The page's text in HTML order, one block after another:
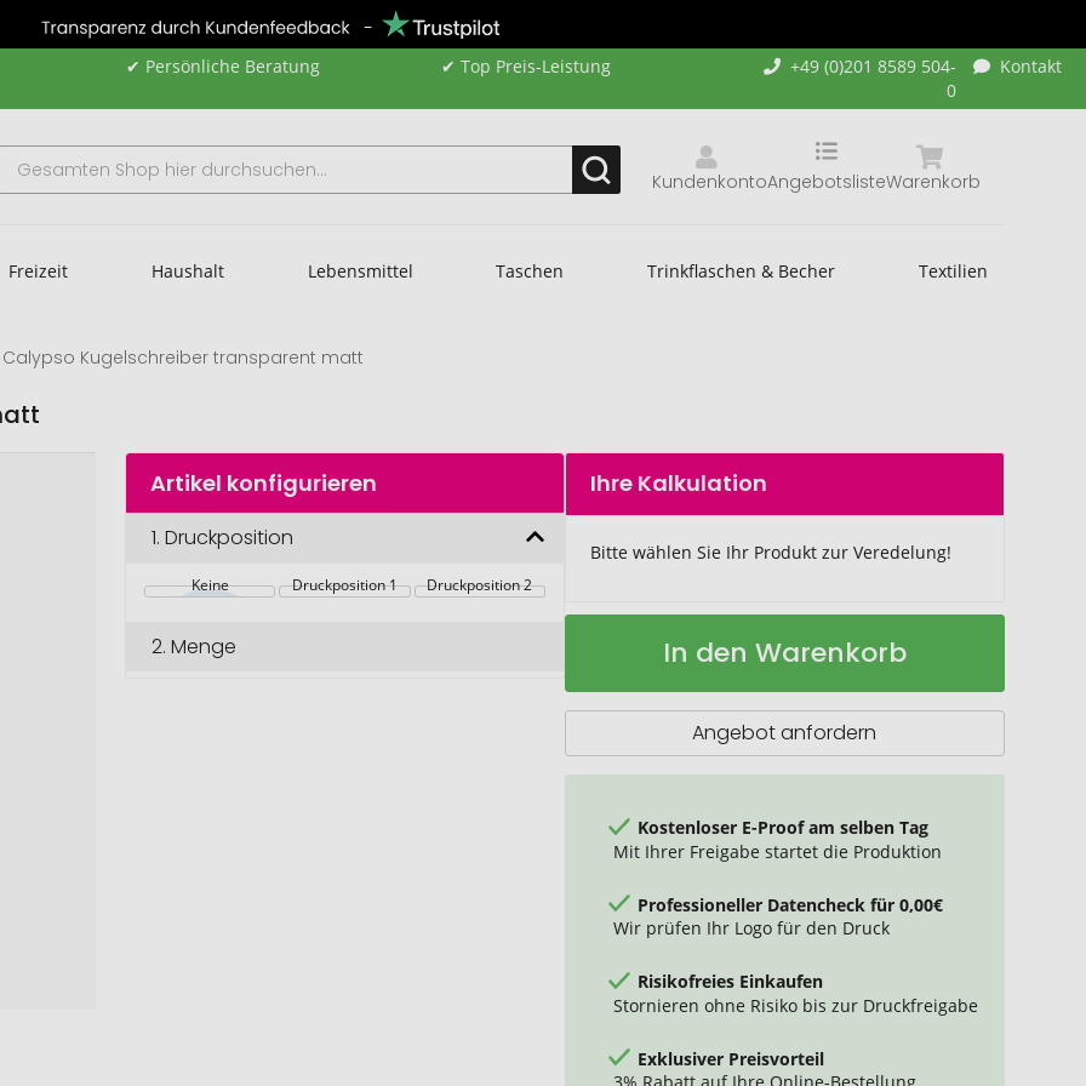
✔ Persönliche Beratung ✔ Top Preis-Leistung
+49 (0)201 8589 504-
0
Kontakt
Kundenkonto Warenkorb
Angebotsliste
Freizeit Haushalt Lebensmittel Taschen Trinkflaschen & Becher Textilien
Calypso Kugelschreiber transparent matt
Artikel konfigurieren
1.Druckposition
Keine Druckposition 1 Druckposition 2
2.Menge
Ihre Kalkulation
Bitte wählen Sie Ihr Produkt zur Veredelung!
Calypso
Kugelschreiber
matt
Auf
In den Warenkorb
Angebot anfordern
Kostenloser E-Proof am selben Tag
Mit Ihrer Freigabe startet die Produktion
Professioneller Datencheck für 0,00€
Wir prüfen Ihr Logo für den Druck
Risikofreies Einkaufen
Stornieren ohne Risiko bis zur Druckfreigabe
Exklusiver Preisvorteil